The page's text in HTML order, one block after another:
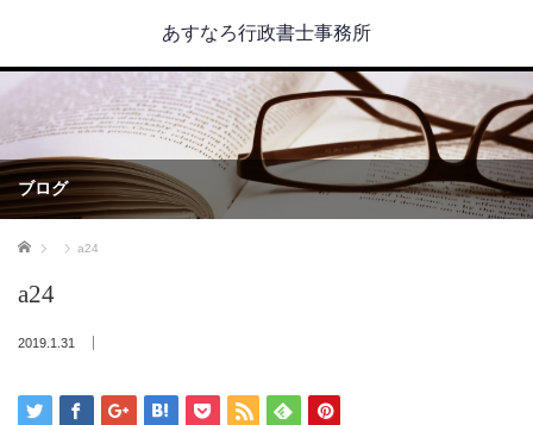
あすなろ行政書士事務所
ブログ
ホーム a24
a24
2019.1.31